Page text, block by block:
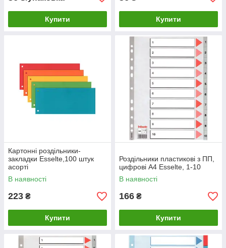
Купити Купити
Картонні роздільники-
закладки Esselte,100 штук
асорті
В наявності
223 ₴
Купити
Роздільники пластикові з ПП,
цифрові A4 Esselte, 1-10
В наявності
166 ₴
Купити